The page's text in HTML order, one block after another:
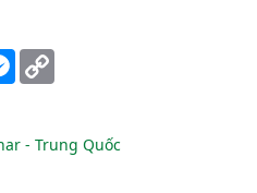
Messenger
- Trung Quốc